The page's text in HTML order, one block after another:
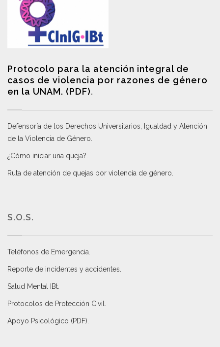
Protocolo para la atención integral de
casos de violencia por razones de género
en la UNAM. (PDF).
Defensoría de los Derechos Universitarios, Igualdad y Atención
de la Violencia de Género
¿Cómo iniciar una queja?
Ruta de atención de quejas por violencia de género
S.O.S.
Teléfonos de Emergencia.
Reporte de incidentes y accidentes
Salud Mental IBt
Protocolos de Protección Civil
Apoyo Psicológico (PDF)